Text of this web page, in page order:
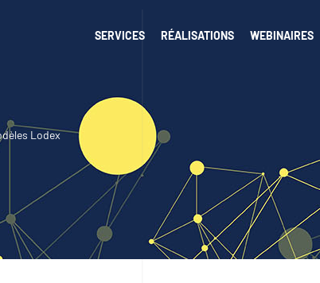
SERVICES RÉALISATIONS WEBINAIRES
Lodex